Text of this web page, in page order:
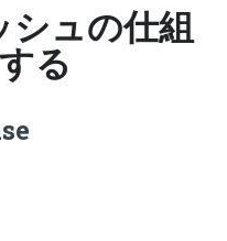
ュの仕組
る